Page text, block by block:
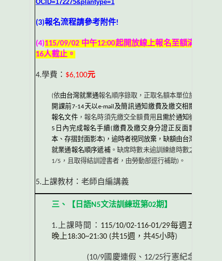
OCID=172275&plantype=1
(3)報名流程請參考附件!
(4)115/09/02 中午12:00起開放線上報名至額滿
16人截止。
4.學費： $6,100元
(依由台灣就業通報名順序錄取，正取名額本單位於
開課前7-14天以e-mail 及簡訊通知繳費及繳交相關
報名文件，報名時須先繳交全額費用 且需於通知後
5 日內完成報名手續(繳費及繳交身分證正反面影
本、存摺封面影本) ，逾時者視同放棄，缺額由台灣
就業通報名順序遞補。缺席時數未逾訓練總時數之
1/5 ，且取得結訓證書者，由勞動部逕行補助) 。
5.上課教材：老師自編講義
三、【日語N5文法訓練班第02期】
1.上課時間： 115/10/02-116-01/29每週五
晚上18:30~21:30 (共15週，共45小時)
(10/9國慶連假、 12/25行憲紀念